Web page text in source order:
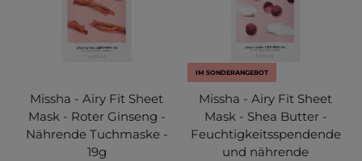
Missha - Airy Fit Sheet
Mask - Roter Ginseng -
Nährende Tuchmaske -
19g
IM SONDERANGEBOT
Missha - Airy Fit Sheet
Mask - Shea Butter -
Feuchtigkeitsspendende
und nährende